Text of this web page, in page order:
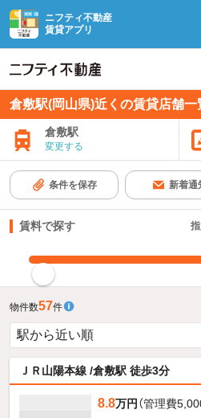
ニフティ不動産
賃貸アプリ
倉敷駅(岡山県)近くの賃貸店舗一
倉敷駅
変更する
条件を保存 新着通
賃料で探す
物件数57件
ＪＲ山陽本線 /倉敷駅 徒歩3分
8.8万円 （管理費